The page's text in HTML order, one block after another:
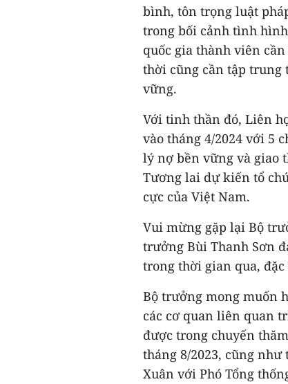
bình, tôn trọng luật
trong bối cảnh tình
quốc gia thành viên
thời cũng cần tập trung
vững.
Với tinh thần đó, Liên
vào tháng 4/2024 với 5
lý nợ bền vững và giao
Tương lai dự kiến tổ
cực của Việt Nam.
Vui mừng gặp lại Bộ
trưởng Bùi Thanh Sơn
trong thời gian qua,
Bộ trưởng mong muốn
các cơ quan liên quan
được trong chuyến
tháng 8/2023, cũng như
Xuân với Phó Tổng